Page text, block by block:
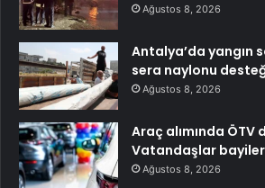
Ağustos 8, 2026
Antalya’da yangın
sera naylonu
Ağustos 8, 2026
Araç alımında ÖTV
Vatandaşlar
Ağustos 8, 2026